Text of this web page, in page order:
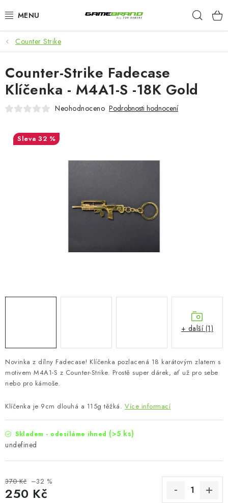
na
KATEGORIE
FILMY A SERIÁLY
HRY
Doprava a platba Kontakt
Counter Strike
Novinka z dílny Fadecase! Klíčenka pozlacená 18 karátovým zlatem s
motivem M4A1-S z Counter-Strike. Prostě super dárek, ať už pro sebe
nebo pro kámoše.
Klíčenka je 9cm dlouhá a 115g těžká. Více informací
Skladem - odesíláme ihned (>5 ks)
undefined
370 Kč –32 %
250 Kč
Counter-Strike Fadecase
Klíčenka - M4A1-S -18K Gold
Neohodnoceno Podrobnosti hodnocení
32 %
+ další (1)